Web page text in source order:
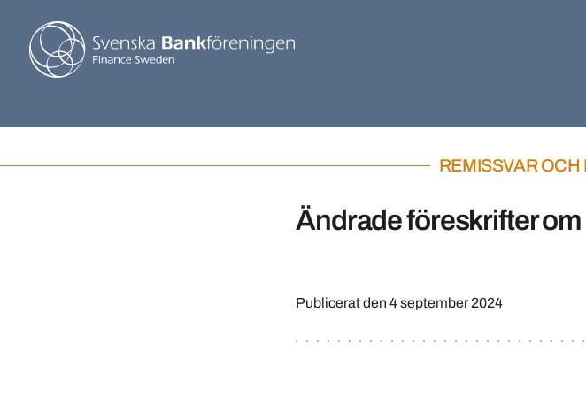
REMISSVAR
Ändrade föreskrifter
Publicerat den 4 september 2024